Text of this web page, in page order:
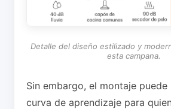
Detalle del diseño estilizado y
esta campana.
Sin embargo, el montaje puede
curva de aprendizaje para